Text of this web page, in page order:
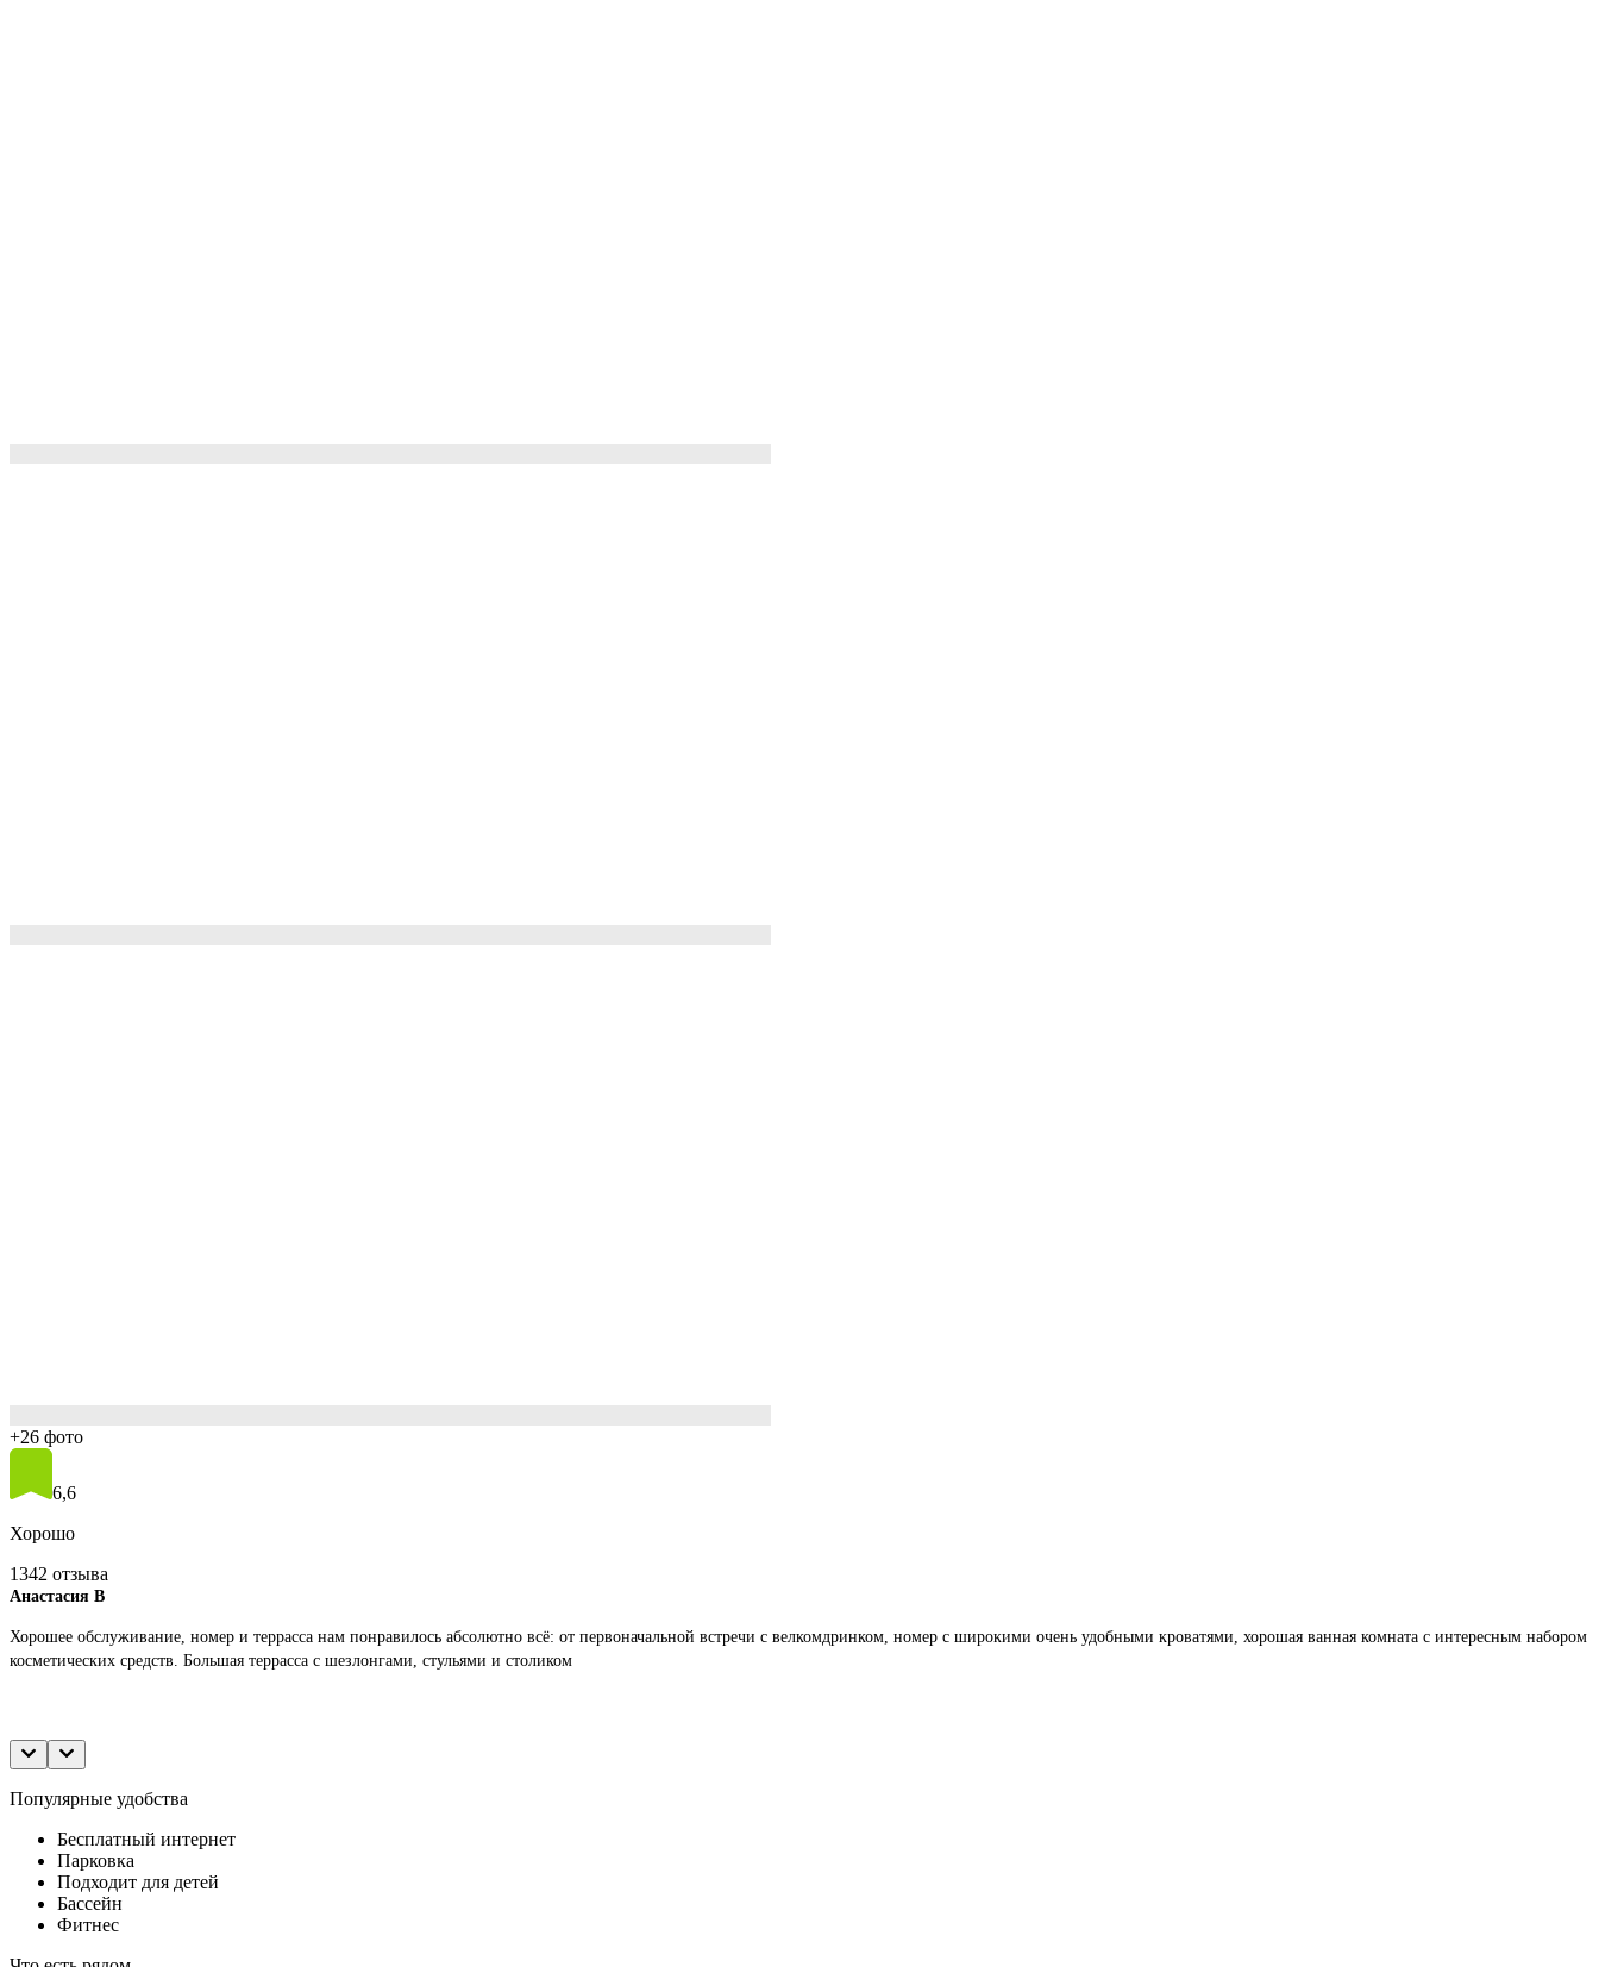
+26 фото
6,6
Хорошо
1342 отзыва
Анастасия В
Хорошее обслуживание, номер и террасса нам понравилось абсолютно всё: от первоначальной встречи с велкомдринком, номер с широкими очень удобными кроватями, хорошая ванная комната с интересным набором
косметических средств. Большая террасса с шезлонгами, стульями и столиком
Популярные удобства
Бесплатный интернет
Парковка
Подходит для детей
Бассейн
Фитнес